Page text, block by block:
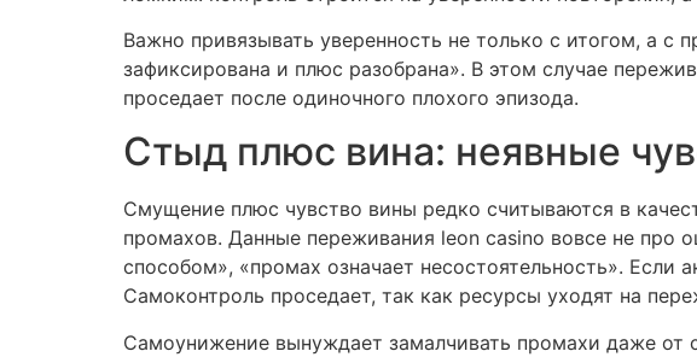
Важно привязывать уверенность не только с итогом, а
зафиксирована и плюс разобрана». В этом случае
проседает после одиночного плохого эпизода.
Стыд плюс вина: неявные
Смущение плюс чувство вины редко считываются в
промахов. Данные переживания leon casino вовсе не про
способом», «промах означает несостоятельность». Если
Самоконтроль проседает, так как ресурсы уходят на
Самоунижение вынуждает замалчивать промахи даже от